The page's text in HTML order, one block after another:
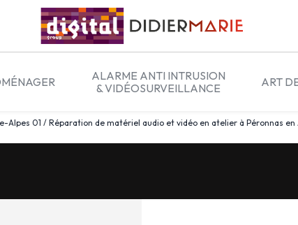
ALARME ANTI INTRUSION
& VIDÉOSURVEILLANCE
ART
01 / Réparation de matériel audio et vidéo en atelier à Péronnas